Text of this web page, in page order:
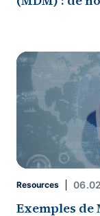
Resources
Exemples de